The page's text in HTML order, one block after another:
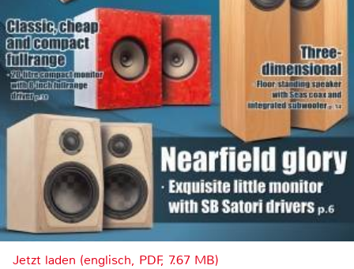
Jetzt laden (englisch, PDF, 7.67 MB)